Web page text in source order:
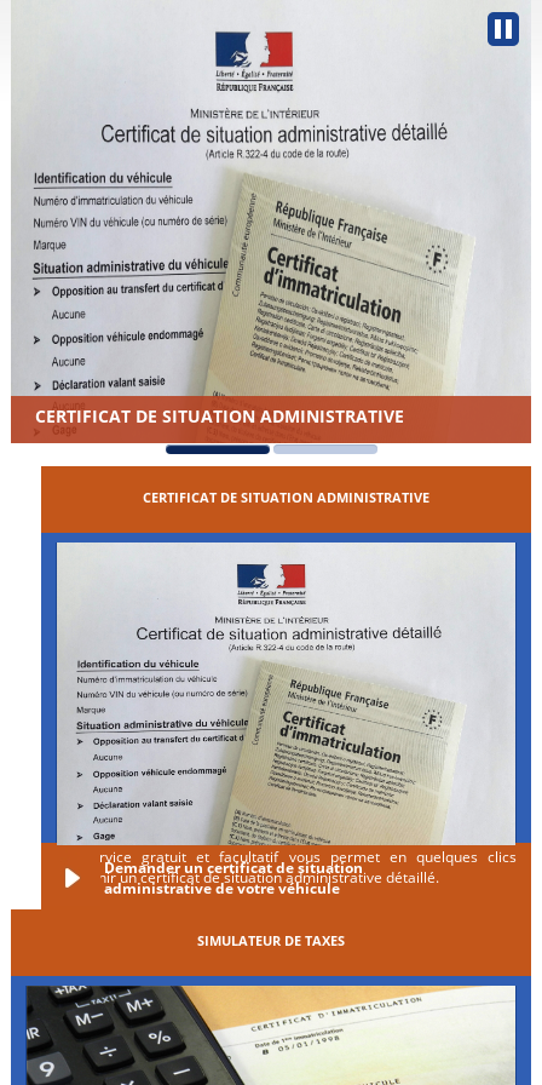
CERTIFICAT DE SITUATION ADMINISTRATIVE
CERTIFICAT DE SITUATION ADMINISTRATIVE
Ce service gratuit et facultatif vous permet en quelques clics
d'obtenir un certificat de situation administrative détaillé.
Demander un certificat de situation
administrative de votre véhicule
SIMULATEUR DE TAXES